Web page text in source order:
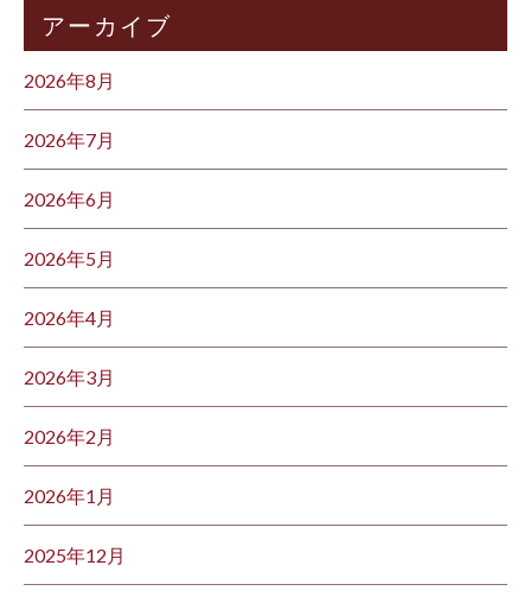
アーカイブ
2026年8月
2026年7月
2026年6月
2026年5月
2026年4月
2026年3月
2026年2月
2026年1月
2025年12月